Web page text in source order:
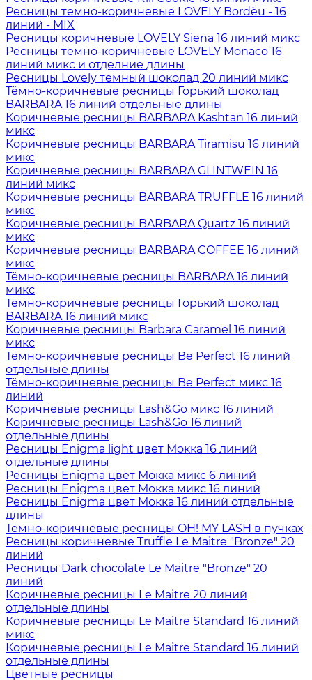
Ресницы темно-коричневые LOVELY Bordèu - 16
линий - MIX
Ресницы коричневые LOVELY Siena 16 линий микс
Ресницы темно-коричневые LOVELY Monaco 16
линий микс и отделние длины
Ресницы Lovely темный шоколад 20 линий микс
Тёмно-коричневые ресницы Горький шоколад
BARBARA 16 линий отдельные длины
Коричневые ресницы BARBARA Kashtan 16 линий
микс
Коричневые ресницы BARBARA Tiramisu 16 линий
микс
Коричневые ресницы BARBARA GLINTWEIN 16
линий микс
Коричневые ресницы BARBARA TRUFFLE 16 линий
микс
Коричневые ресницы BARBARA Quartz 16 линий
микс
Коричневые ресницы BARBARA COFFEE 16 линий
микс
Тёмно-коричневые ресницы BARBARA 16 линий
микс
Тёмно-коричневые ресницы Горький шоколад
BARBARA 16 линий микс
Коричневые ресницы Barbara Caramel 16 линий
микс
Тёмно-коричневые ресницы Be Perfect 16 линий
отдельные длины
Тёмно-коричневые ресницы Be Perfect микс 16
линий
Коричневые ресницы Lash&Go микс 16 линий
Коричневые ресницы Lash&Go 16 линий
отдельные длины
Ресницы Enigma light цвет Мокка 16 линий
отдельные длины
Ресницы Enigma цвет Мокка микс 6 линий
Ресницы Enigma цвет Мокка микс 16 линий
Ресницы Enigma цвет Мокка 16 линий отдельные
длины
Темно-коричневые ресницы OH! MY LASH в пучках
Ресницы коричневые Truffle Le Maitre "Bronze" 20
линий
Ресницы Dark chocolate Le Maitre "Bronze" 20
линий
Коричневые ресницы Le Maitre 20 линий
отдельные длины
Коричневые ресницы Le Maitre Standard 16 линий
микс
Коричневые ресницы Le Maitre Standard 16 линий
отдельные длины
Цветные ресницы